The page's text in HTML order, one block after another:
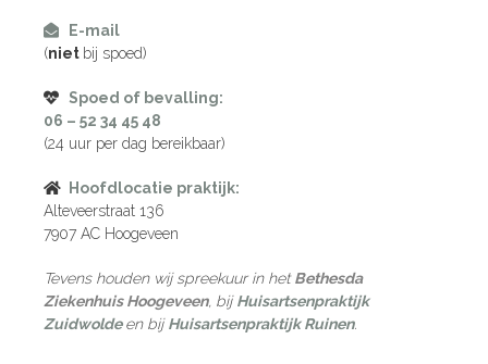
E-mail
(niet bij spoed)
Spoed of bevalling:
06 – 52 34 45 48
(24 uur per dag bereikbaar)
Hoofdlocatie praktijk:
Alteveerstraat 136
7907 AC Hoogeveen
Tevens houden wij spreekuur in hetBethesda
Ziekenhuis Hoogeveen, bijHuisartsenpraktijk
Zuidwolde en bijHuisartsenpraktijk Ruinen.